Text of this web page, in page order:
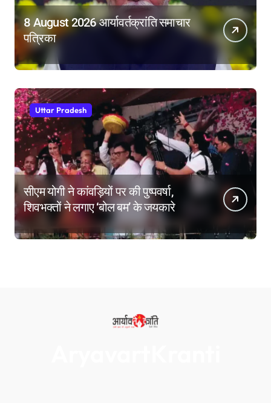
8 August 2026 आर्यावर्तक्रांति समाचार
पत्रिका
Uttar Pradesh
सीएम योगी ने कांवड़ियों पर की पुष्पवर्षा,
शिवभक्तों ने लगाए ‘बोल बम’ के जयकारे